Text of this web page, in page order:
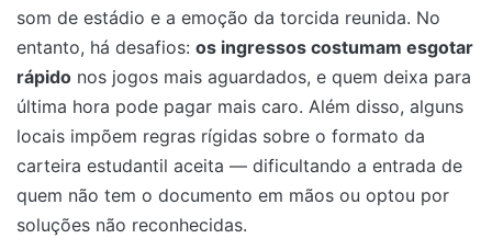
som de estádio e a emoção da torcida reunida. No
entanto, há desafios: os ingressos costumam esgotar
rápido nos jogos mais aguardados, e quem deixa para
última hora pode pagar mais caro. Além disso, alguns
locais impõem regras rígidas sobre o formato da
carteira estudantil aceita — dificultando a entrada de
quem não tem o documento em mãos ou optou por
soluções não reconhecidas.